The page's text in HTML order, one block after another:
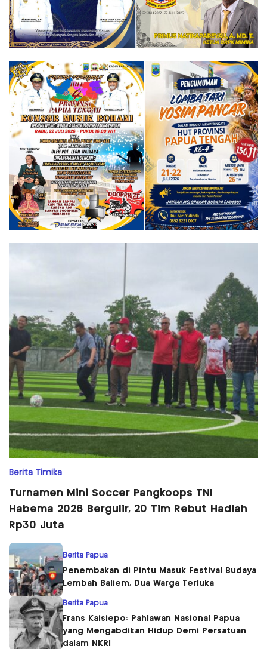
Berita Timika
Turnamen Mini Soccer Pangkoops TNI
Habema 2026 Bergulir, 20 Tim Rebut Hadiah
Rp30 Juta
Berita Papua
Penembakan di Pintu Masuk Festival Budaya
Lembah Baliem, Dua Warga Terluka
Berita Papua
Frans Kaisiepo: Pahlawan Nasional Papua
yang Mengabdikan Hidup Demi Persatuan
dalam NKRI